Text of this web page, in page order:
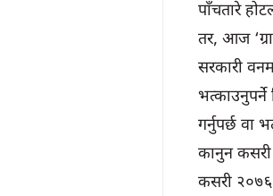
पाँचतारे
तर, आज
सरकारी
गर्नुपर्छ वा
कानुन कसरी
कसरी २०७६